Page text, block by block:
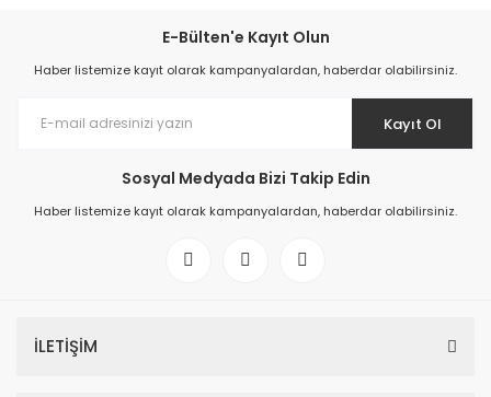
E-Bülten'e Kayıt Olun
Haber listemize kayıt olarak kampanyalardan, haberdar olabilirsiniz.
Kayıt Ol
Sosyal Medyada Bizi Takip Edin
Haber listemize kayıt olarak kampanyalardan, haberdar olabilirsiniz.
İLETİŞİM